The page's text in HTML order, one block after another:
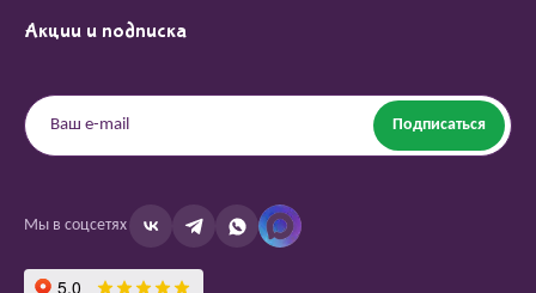
Акции и подписка
Подписаться
Мы в соцсетях